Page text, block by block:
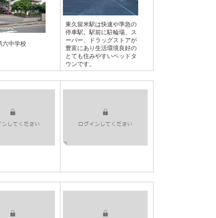
六中学校
東久留米駅は快速や準急の
停車駅。駅前に駐輪場、ス
ーパー、ドラッグストアが
豊富にあり生活環境良好の
とても住みやすいベッドタ
ウンです。